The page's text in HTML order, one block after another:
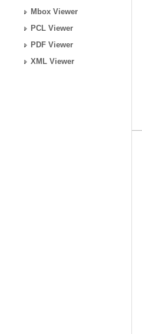
Mbox Viewer
PCL Viewer
PDF Viewer
XML Viewer